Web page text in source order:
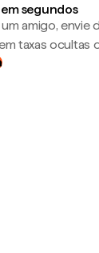
segundos
amigo, envie
taxas ocultas